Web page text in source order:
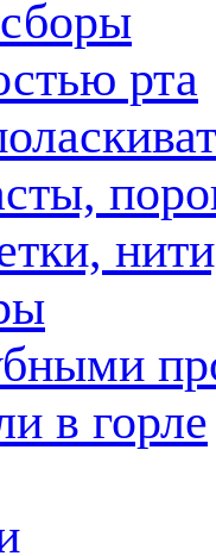
рта
в горле